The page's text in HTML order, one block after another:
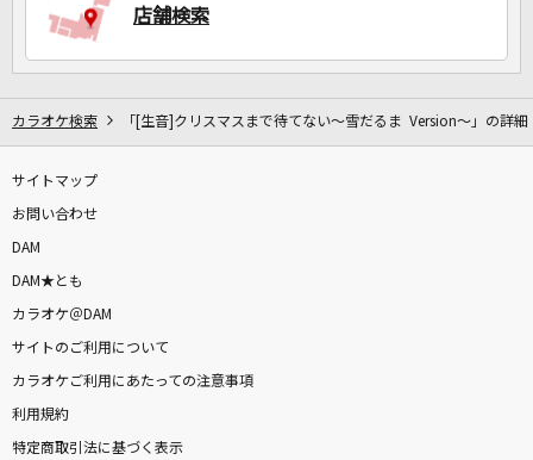
店舗検索
カラオケ検索 「[生音]クリスマスまで待てない～雪だるま Version～」の詳細
サイトマップ
お問い合わせ
DAM
DAM★とも
カラオケ＠DAM
サイトのご利用について
カラオケご利用にあたっての注意事項
利用規約
特定商取引法に基づく表示